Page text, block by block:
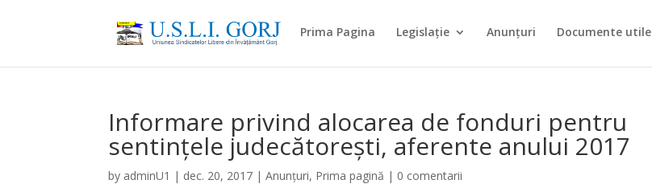
Prima Pagina Legislație Anunțuri Documente utile
Informare privind alocarea de fonduri pentru
sentințele judecătoreşti, aferente anului 2017
by adminU1 | dec. 20, 2017 |Anunțuri, Prima pagină | 0 comentarii